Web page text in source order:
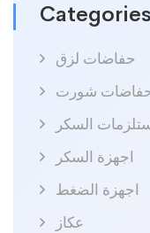
Categories
حفاضات لزق
شورت
السكر
اجهزة السكر
اجهزة الضغط
عكاز